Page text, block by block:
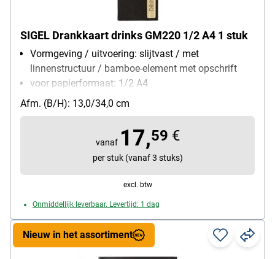
SIGEL Drankkaart drinks GM220 1/2 A4 1 stuk
Vormgeving / uitvoering: slijtvast / met
linnenstructuur / bamboe-element met opschrift
voor papierformaat: 1/2 A4
Materiaal: Polyethylen / bambus
Afm. (B/H): 13,0/34,0 cm
vanaf 17,59 €
per stuk (vanaf 3 stuks)
excl. btw
Onmiddellijk leverbaar. Levertijd: 1 dag
Nieuw in het assortiment